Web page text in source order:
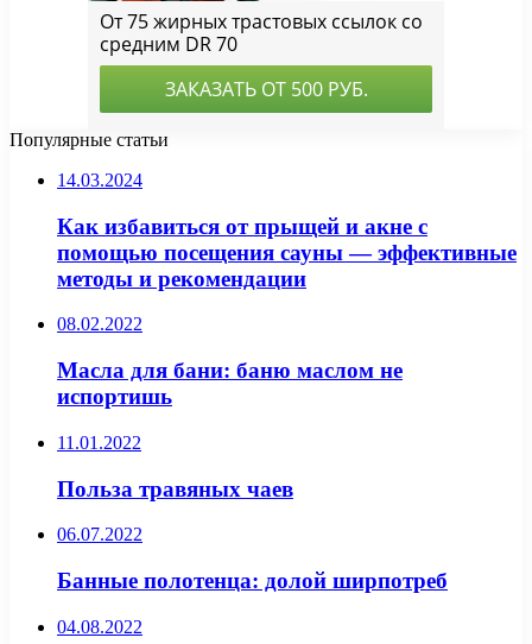
Популярные статьи
14.03.2024
Как избавиться от прыщей и акне с
помощью посещения сауны — эффективные
методы и рекомендации
08.02.2022
Масла для бани: баню маслом не
испортишь
11.01.2022
Польза травяных чаев
06.07.2022
Банные полотенца: долой ширпотреб
04.08.2022